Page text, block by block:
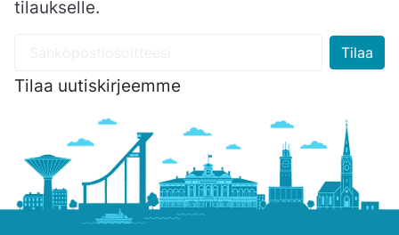
tilaukselle.
Tilaa uutiskirjeemme